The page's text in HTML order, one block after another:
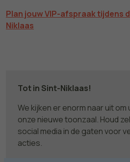
Plan jouw VIP-afspraak tijdens
Niklaas
Tot in Sint-Niklaas!
We kijken er enorm naar uit
onze nieuwe toonzaal. Houd
social media in de gaten voor
acties.